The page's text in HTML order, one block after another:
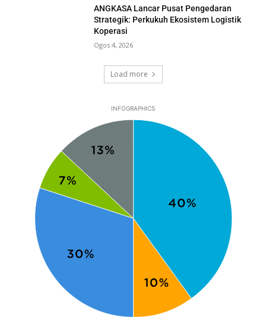
ANGKASA Lancar Pusat Pengedaran
Strategik: Perkukuh Ekosistem Logistik
Koperasi
Ogos 4, 2026
Load more
INFOGRAPHICS